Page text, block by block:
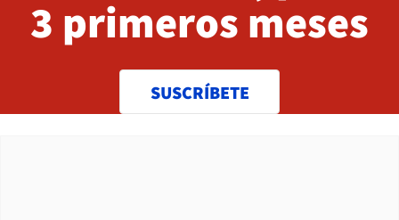
3 primeros meses
SUSCRÍBETE